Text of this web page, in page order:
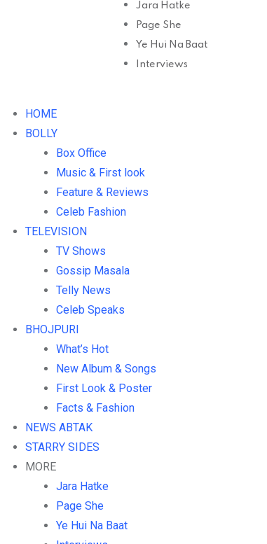
Jara Hatke
Page She
Ye Hui Na Baat
Interviews
HOME
BOLLY
Box Office
Music & First look
Feature & Reviews
Celeb Fashion
TELEVISION
TV Shows
Gossip Masala
Telly News
Celeb Speaks
BHOJPURI
What’s Hot
New Album & Songs
First Look & Poster
Facts & Fashion
NEWS ABTAK
STARRY SIDES
MORE
Jara Hatke
Page She
Ye Hui Na Baat